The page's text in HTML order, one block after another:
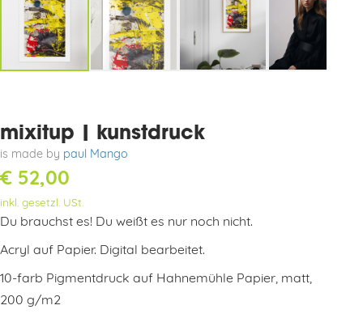
mixitup | kunstdruck
is made by paul Mango
€ 52,00
inkl. gesetzl. USt.
Du brauchst es! Du weißt es nur noch nicht.
Acryl auf Papier. Digital bearbeitet.
10-farb Pigmentdruck auf Hahnemühle Papier, matt,
200 g/m2